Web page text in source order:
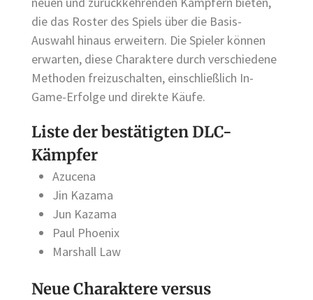
die das Roster des Spiels über die Basis-
Auswahl hinaus erweitern. Die Spieler können
erwarten, diese Charaktere durch verschiedene
Methoden freizuschalten, einschließlich In-
Game-Erfolge und direkte Käufe.
Liste der bestätigten DLC-
Kämpfer
Azucena
Jin Kazama
Jun Kazama
Paul Phoenix
Marshall Law
Neue Charaktere versus